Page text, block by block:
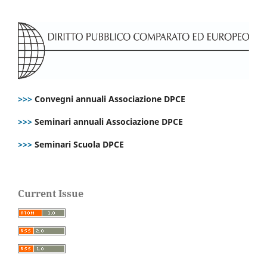
>>> Convegni annuali Associazione DPCE
>>> Seminari annuali Associazione DPCE
>>> Seminari Scuola DPCE
Current Issue